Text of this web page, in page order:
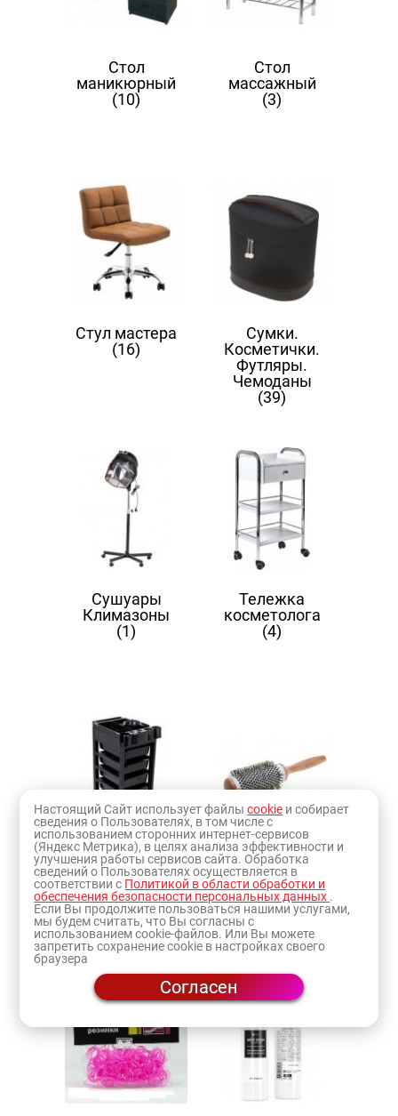
Стол
маникюрный
(10)
Стол
массажный
(3)
Стул мастера
(16)
Сумки.
Косметички.
Футляры.
Чемоданы
(39)
Сушуары
Климазоны
(1)
Тележка
косметолога
(4)
Тележка
парикмахерская
(17)
Термобрашинг
(67)
Настоящий Сайт использует файлыcookie и собирает
сведения о Пользователях, в том числе с
использованием сторонних интернет-сервисов
(Яндекс Метрика), в целях анализа эффективности и
улучшения работы сервисов сайта. Обработка
сведений о Пользователях осуществляется в
соответствии с Политикой в области обработки и
обеспечения безопасности персональных данных .
Если Вы продолжите пользоваться нашими услугами,
мы будем считать, что Вы согласны с
использованием cookie-файлов. Или Вы можете
запретить сохранение cookie в настройках своего
браузера
Согласен